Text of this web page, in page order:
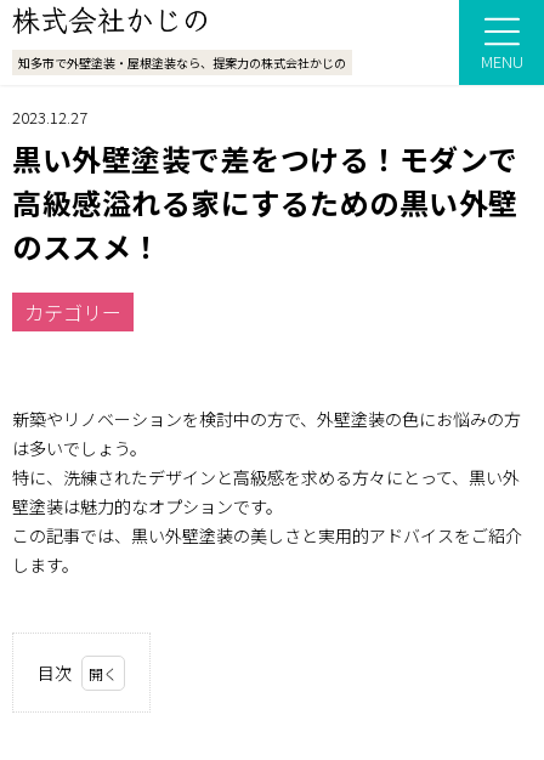
知多市で外壁塗装・屋根塗装なら、提案力の株式会社かじの MENU
2023.12.27
黒い外壁塗装で差をつける！モダンで
高級感溢れる家にするための黒い外壁
のススメ！
カテゴリー
新築やリノベーションを検討中の方で、外壁塗装の色にお悩みの方
は多いでしょう。
特に、洗練されたデザインと高級感を求める方々にとって、黒い外
壁塗装は魅力的なオプションです。
この記事では、黒い外壁塗装の美しさと実用的アドバイスをご紹介
します。
目次
1.